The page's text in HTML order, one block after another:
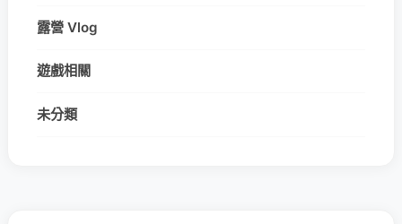
露營 Vlog
遊戲相關
未分類